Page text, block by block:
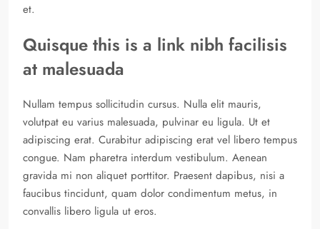
et.
Quisque this is a link nibh facilisis
at malesuada
Nullam tempus sollicitudin cursus. Nulla elit mauris,
volutpat eu varius malesuada, pulvinar eu ligula. Ut et
adipiscing erat. Curabitur adipiscing erat vel libero tempus
congue. Nam pharetra interdum vestibulum. Aenean
gravida mi non aliquet porttitor. Praesent dapibus, nisi a
faucibus tincidunt, quam dolor condimentum metus, in
convallis libero ligula ut eros.